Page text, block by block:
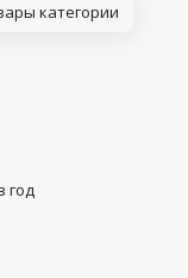
категории
год